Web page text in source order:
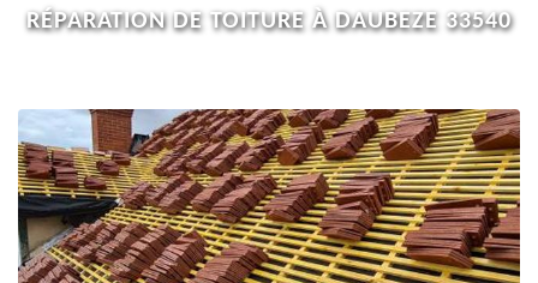
RÉPARATION DE TOITURE À DAUBEZE 33540